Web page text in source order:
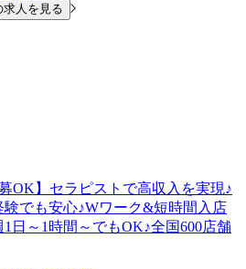
求人を見る
OK】セラピストで高収入を実現♪
でも安心♪Wワーク&短時間入店
日～1時間～でもOK♪全国600店舗